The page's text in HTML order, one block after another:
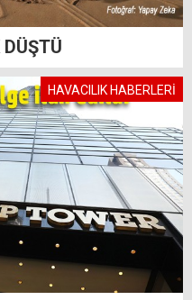
HAVACILIK HABERLERİ